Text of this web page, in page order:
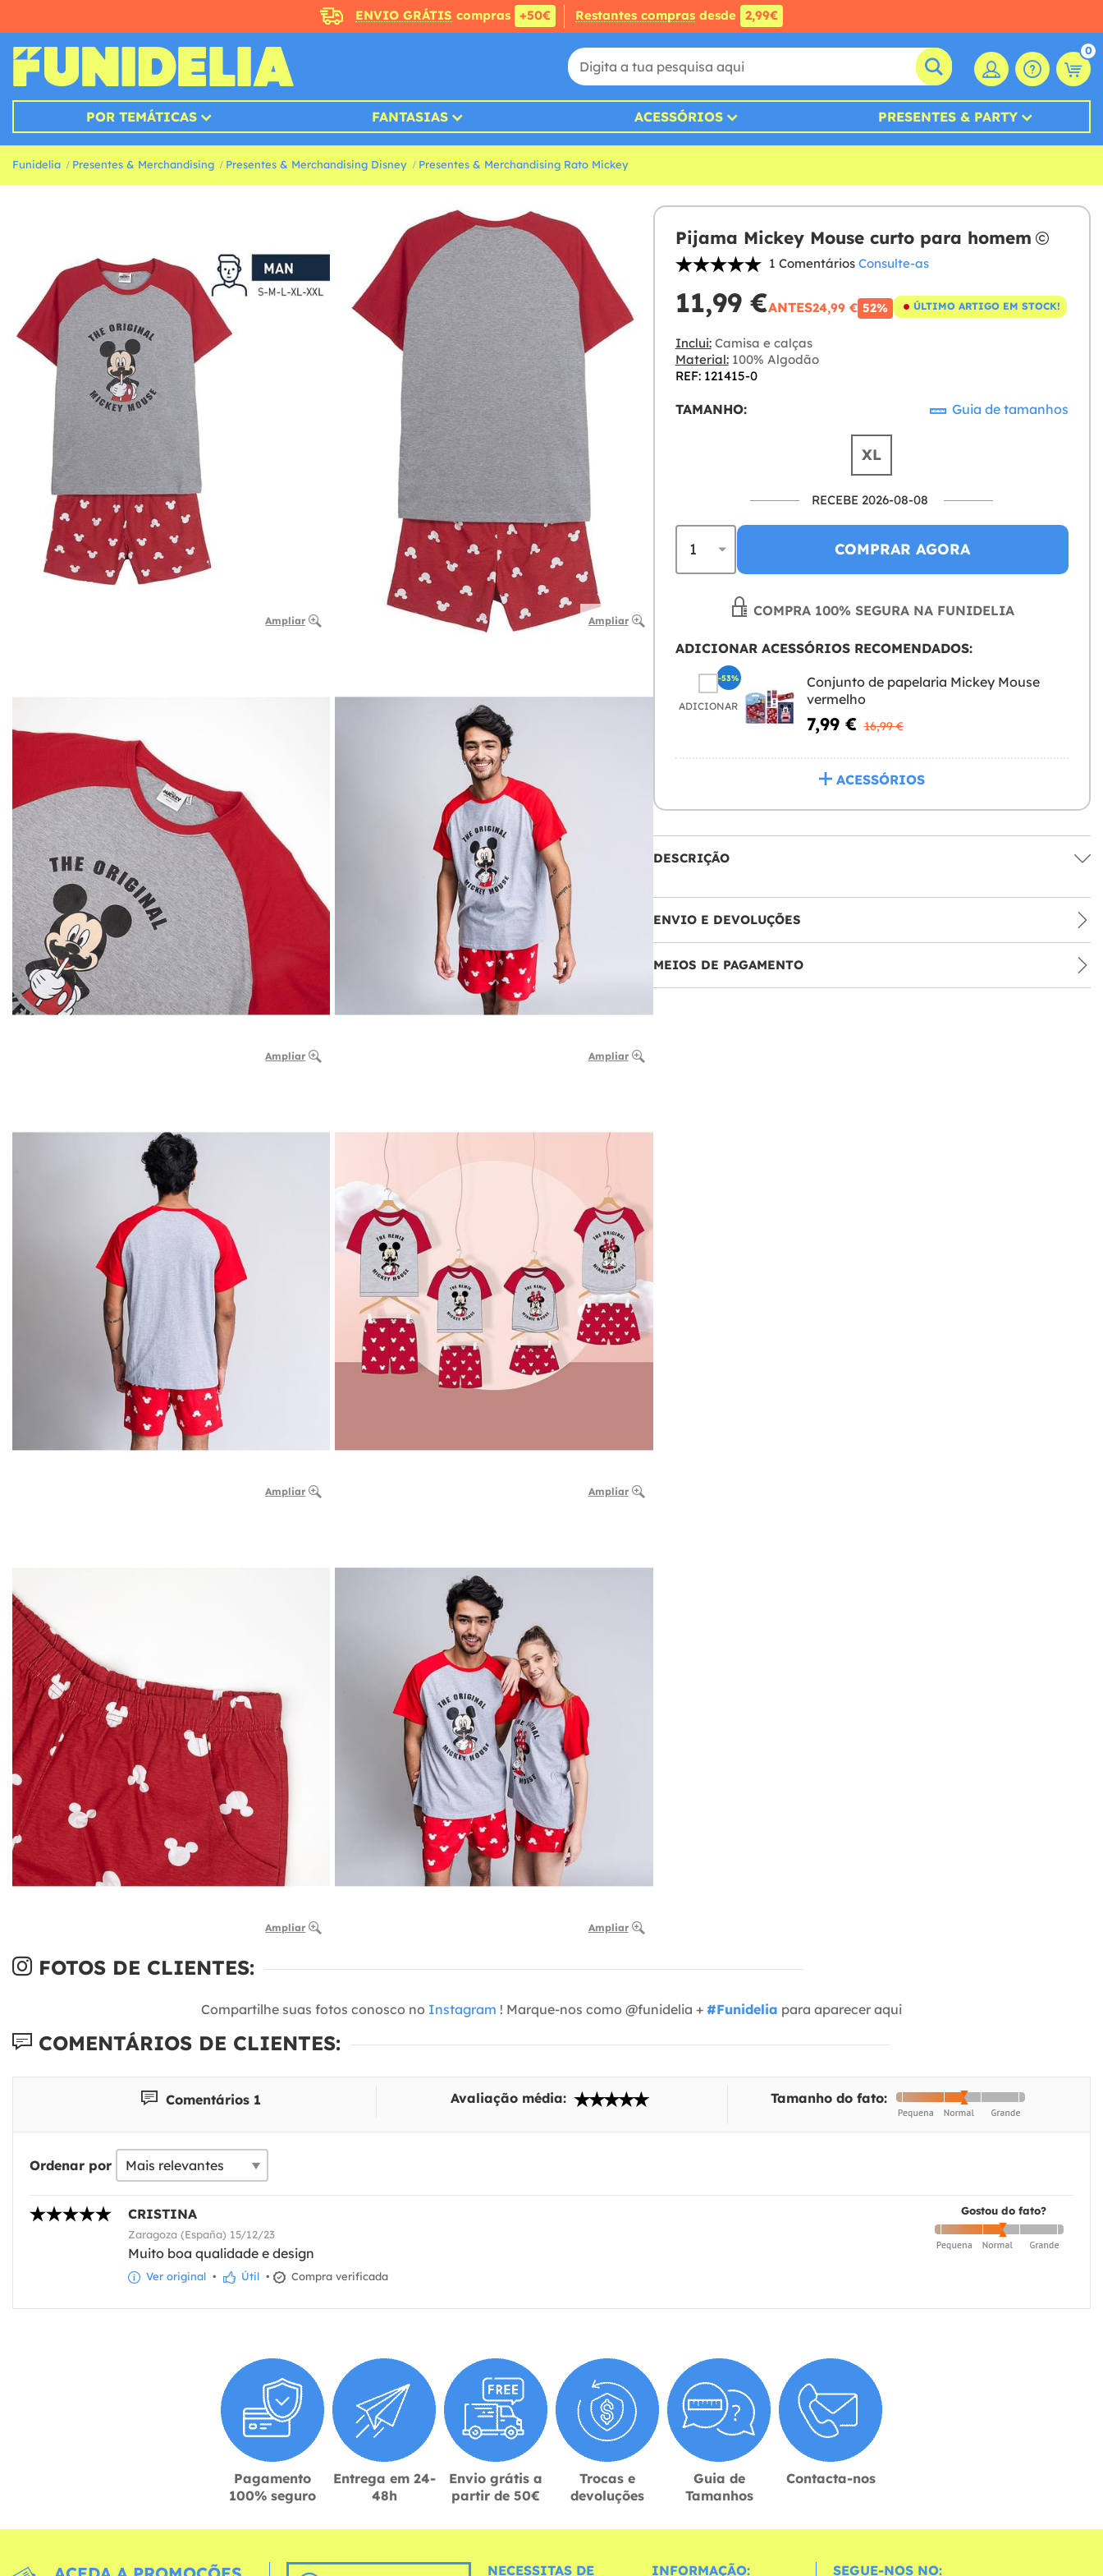
ENVIO GRÁTIS compras +50€ Restantes compras desde 2,99€
0
POR TEMÁTICAS FANTASIAS ACESSÓRIOS PRESENTES & PARTY
Funidelia Presentes & Merchandising Presentes & Merchandising Disney Presentes & Merchandising Rato Mickey
Ampliar Ampliar
Ampliar Ampliar
Ampliar Ampliar
Ampliar Ampliar
Pijama Mickey Mouse curto para homem
1 Comentários Consulte-as
11,99 €ANTES24,99 € 52% ÚLTIMO ARTIGO EM STOCK!
Inclui:Camisa e calças
Material:100% Algodão
REF: 121415-0
TAMANHO: Guia de tamanhos
XL
RECEBE 2026-08-08
COMPRAR AGORA
COMPRA 100% SEGURA NA FUNIDELIA
ADICIONAR ACESSÓRIOS RECOMENDADOS:
ADICIONAR
Conjunto de papelaria Mickey Mouse
vermelho
7,99 € 16,99 €
-53%
ACESSÓRIOS
DESCRIÇÃO
ENVIO E DEVOLUÇÕES
MEIOS DE PAGAMENTO
FOTOS DE CLIENTES:
Compartilhe suas fotos conosco no Instagram ! Marque-nos como @funidelia + #Funidelia para aparecer aqui
COMENTÁRIOS DE CLIENTES:
Comentários 1 Avaliação média: Tamanho do fato:
Ordenar por
Gostou do fato?
CRISTINA
Zaragoza (España) 15/12/23
Muito boa qualidade e design
Ver original • Útil • Compra verificada
Pagamento
100% seguro
Entrega em 24-
48h
Envio grátis a
partir de 50€
Trocas e
devoluções
Guia de
Tamanhos
Contacta-nos
NECESSITAS DE INFORMAÇÃO: SEGUE-NOS NO: